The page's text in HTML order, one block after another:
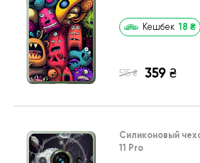
Кешбек 18 ₴
515 ₴ 359 ₴
Силиконовый
11 Pro